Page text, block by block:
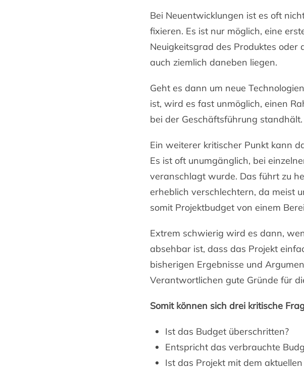
Bei Neuentwicklungen ist es oft
fixieren. Es ist nur möglich, eine
Neuigkeitsgrad des Produktes
auch ziemlich daneben liegen.
Geht es dann um neue
ist, wird es fast unmöglich, einen
bei der Geschäftsführung standhält.
Ein weiterer kritischer Punkt kann
Es ist oft unumgänglich, bei
veranschlagt wurde. Das führt zu
erheblich verschlechtern, da meist
somit Projektbudget von einem
Extrem schwierig wird es dann,
absehbar ist, dass das Projekt
bisherigen Ergebnisse und
Verantwortlichen gute Gründe für
Somit können sich drei kritische
Ist das Budget überschritten?
Entspricht das verbrauchte
Ist das Projekt mit dem